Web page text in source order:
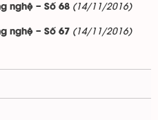
nghệ – Số 68 (14/11/2016)
nghệ – Số 67 (14/11/2016)